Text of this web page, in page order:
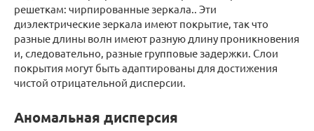
решеткам: чирпированные зеркала.. Эти
диэлектрические зеркала имеют покрытие, так что
разные длины волн имеют разную длину проникновения
и, следовательно, разные групповые задержки. Слои
покрытия могут быть адаптированы для достижения
чистой отрицательной дисперсии.
Аномальная дисперсия